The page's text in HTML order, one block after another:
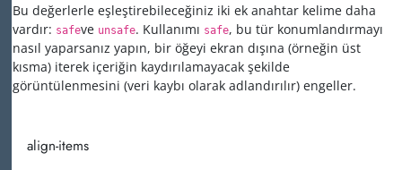
Bu değerlerle eşleştirebileceğiniz iki ek anahtar kelime daha
vardır: safeve unsafe. Kullanımı safe, bu tür konumlandırmayı
nasıl yaparsanız yapın, bir öğeyi ekran dışına (örneğin üst
kısma) iterek içeriğin kaydırılamayacak şekilde
görüntülenmesini (veri kaybı olarak adlandırılır) engeller.
align-items